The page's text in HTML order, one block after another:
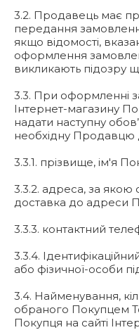
3.2. Продавець має
передання
якщо відомості,
оформлення
викликають підозру
3.3. При оформленні
Інтернет-магазину
надати наступну
необхідну Продавцю
3.3.1. прізвище, ім'я
3.3.2. адреса, за якою
доставка до адреси
3.3.3. контактний
3.3.4.
або фізичної-особи
3.4. Найменування,
обраного Покупцем
Покупця на сайті